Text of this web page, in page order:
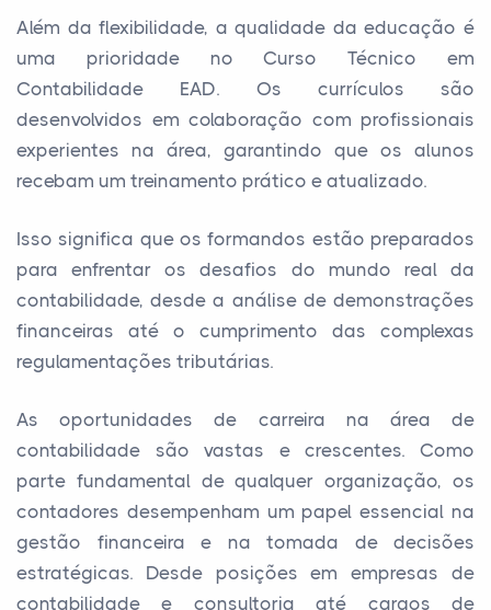
Além da flexibilidade, a qualidade da educação é
uma prioridade no Curso Técnico em
Contabilidade EAD. Os currículos são
desenvolvidos em colaboração com profissionais
experientes na área, garantindo que os alunos
recebam um treinamento prático e atualizado.
Isso significa que os formandos estão preparados
para enfrentar os desafios do mundo real da
contabilidade, desde a análise de demonstrações
financeiras até o cumprimento das complexas
regulamentações tributárias.
As oportunidades de carreira na área de
contabilidade são vastas e crescentes. Como
parte fundamental de qualquer organização, os
contadores desempenham um papel essencial na
gestão financeira e na tomada de decisões
estratégicas. Desde posições em empresas de
contabilidade e consultoria até cargos de